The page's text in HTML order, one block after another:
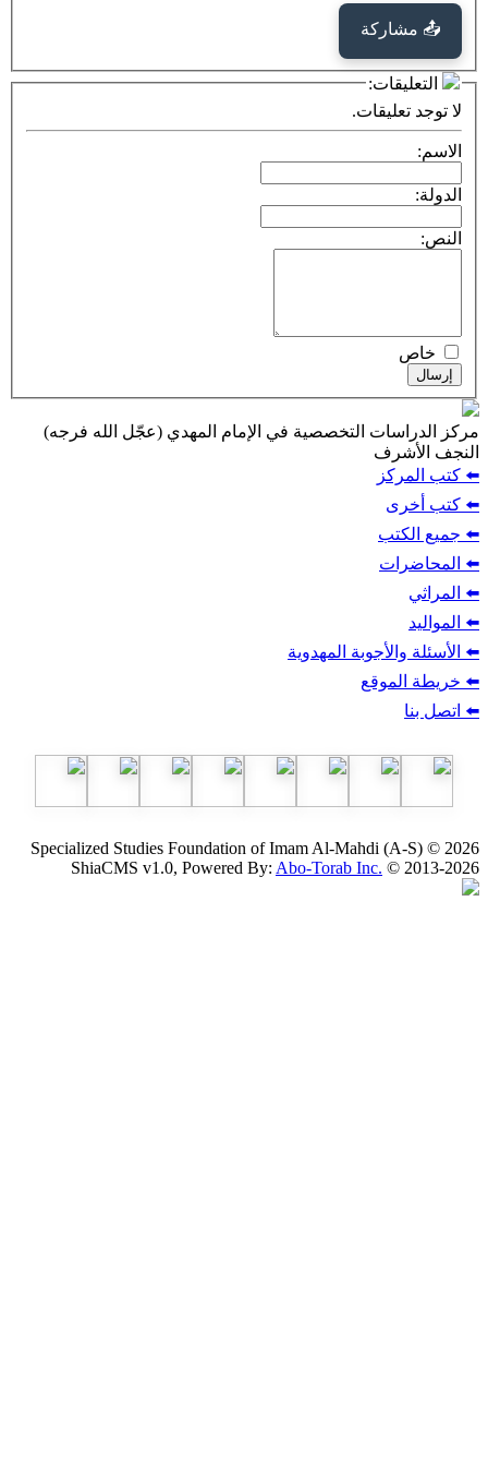
التخصصية في الإمام المهدي (عجّل الله فرجه)
المهدوية
Specialized Studies Foundation of Imam Al-
ShiaCMS v1.0, Powered By:Abo-Torab Inc.